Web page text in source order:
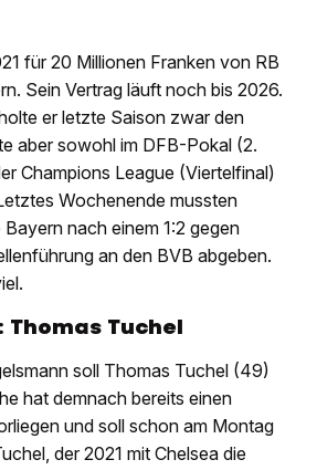
für 20 Millionen Franken von RB
Sein Vertrag läuft noch bis 2026.
er letzte Saison zwar den
aber sowohl im DFB-Pokal (2.
Champions League (Viertelfinal)
Wochenende mussten
nach einem 1:2 gegen
an den BVB abgeben.
Thomas Tuchel
soll Thomas Tuchel (49)
hat demnach bereits einen
und soll schon am Montag
der 2021 mit Chelsea die